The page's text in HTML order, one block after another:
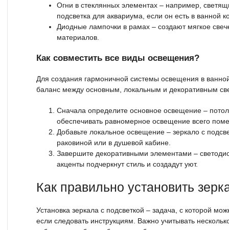
Огни в стеклянных элементах – например,
подсветка для аквариума, если он есть в ванной
Диодные лампочки в рамах – создают мягкое
материалов.
Как совместить все виды освещения?
Для создания гармоничной системы освещения в
баланс между основным, локальным и декоративным
Сначала определите основное освещение –
обеспечивать равномерное освещение всего
Добавьте локальное освещение – зеркало с
раковиной или в душевой кабине.
Завершите декоративными элементами –
акценты подчеркнут стиль и создадут уют.
Как правильно установить
Установка зеркала с подсветкой – задача, с которой
если следовать инструкциям. Важно учитывать